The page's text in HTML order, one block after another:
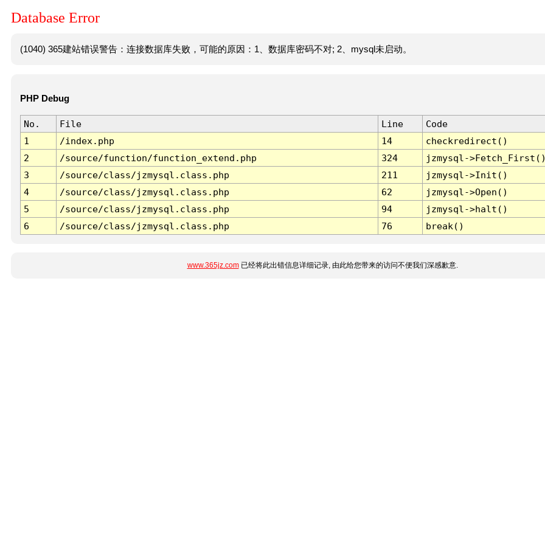
Database Error
(1040) 365建站错误警告：连接数据库失败，可能的原因：1、数据库密码不对; 2、mysql未启动。
PHP Debug
No. File Line
Code
1
/index.php 14
checkredirect()
2
/source/function/function_extend.php 324
jzmysql-
3
/source/class/jzmysql.class.php 211
jzmysql->Init()
4
/source/class/jzmysql.class.php 62
jzmysql->Open()
5
/source/class/jzmysql.class.php 94
jzmysql->halt()
6
/source/class/jzmysql.class.php 76 break()
www.365jz.com已经将此出错信息详细记录, 由此给您带来的访问不便我们深感歉意.